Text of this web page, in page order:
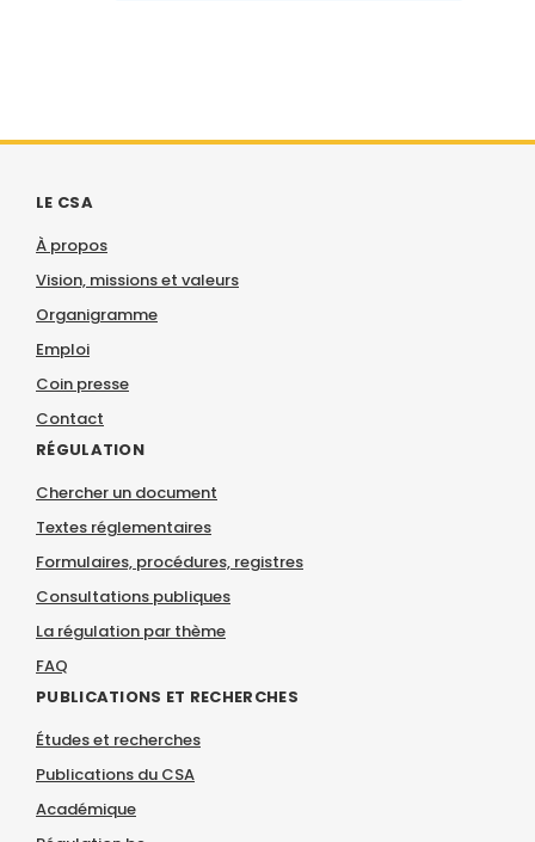
LE CSA
À propos
Vision, missions et valeurs
Organigramme
Emploi
Coin presse
Contact
RÉGULATION
Chercher un document
Textes réglementaires
Formulaires, procédures, registres
Consultations publiques
La régulation par thème
FAQ
PUBLICATIONS ET RECHERCHES
Études et recherches
Publications du CSA
Académique